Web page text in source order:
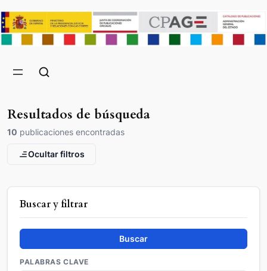
Resultados de búsqueda
10 publicaciones encontradas
Ocultar filtros
Buscar y filtrar
Buscar
PALABRAS CLAVE